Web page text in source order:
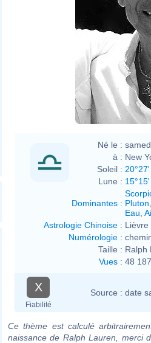
Né le :
à : New
Soleil :
Lune :
Dominantes : Pluton
Eau
Astrologie Chinoise : Lièvre
Numérologie :
Taille : Ralph
Vues : 48 187
X
Fiabilité
Source : date
Ce thème est calculé
naissance de Ralph Lauren, merci